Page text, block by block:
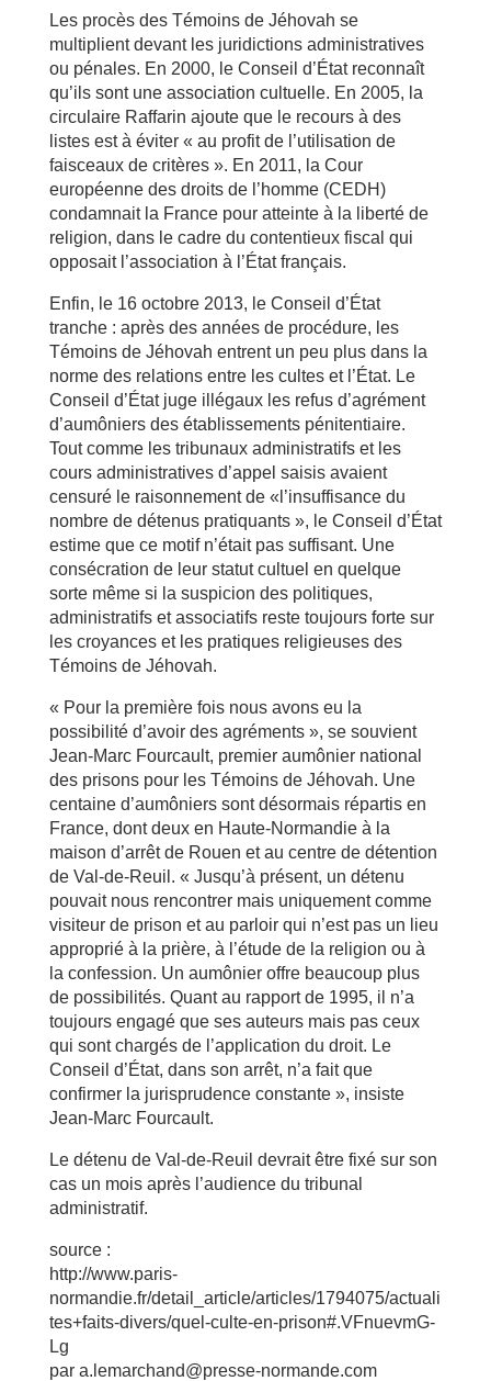
Les procès des Témoins de Jéhovah se
multiplient devant les juridictions administratives
ou pénales. En 2000, le Conseil d’État reconnaît
qu’ils sont une association cultuelle. En 2005, la
circulaire Raffarin ajoute que le recours à des
listes est à éviter « au profit de l’utilisation de
faisceaux de critères ». En 2011, la Cour
européenne des droits de l’homme (CEDH)
condamnait la France pour atteinte à la liberté de
religion, dans le cadre du contentieux fiscal qui
opposait l’association à l’État français.
Enfin, le 16 octobre 2013, le Conseil d’État
tranche : après des années de procédure, les
Témoins de Jéhovah entrent un peu plus dans la
norme des relations entre les cultes et l’État. Le
Conseil d’État juge illégaux les refus d’agrément
d’aumôniers des établissements pénitentiaire.
Tout comme les tribunaux administratifs et les
cours administratives d’appel saisis avaient
censuré le raisonnement de «l’insuffisance du
nombre de détenus pratiquants », le Conseil d’État
estime que ce motif n’était pas suffisant. Une
consécration de leur statut cultuel en quelque
sorte même si la suspicion des politiques,
administratifs et associatifs reste toujours forte sur
les croyances et les pratiques religieuses des
Témoins de Jéhovah.
« Pour la première fois nous avons eu la
possibilité d’avoir des agréments », se souvient
Jean-Marc Fourcault, premier aumônier national
des prisons pour les Témoins de Jéhovah. Une
centaine d’aumôniers sont désormais répartis en
France, dont deux en Haute-Normandie à la
maison d’arrêt de Rouen et au centre de détention
de Val-de-Reuil. « Jusqu’à présent, un détenu
pouvait nous rencontrer mais uniquement comme
visiteur de prison et au parloir qui n’est pas un lieu
approprié à la prière, à l’étude de la religion ou à
la confession. Un aumônier offre beaucoup plus
de possibilités. Quant au rapport de 1995, il n’a
toujours engagé que ses auteurs mais pas ceux
qui sont chargés de l’application du droit. Le
Conseil d’État, dans son arrêt, n’a fait que
confirmer la jurisprudence constante », insiste
Jean-Marc Fourcault.
Le détenu de Val-de-Reuil devrait être fixé sur son
cas un mois après l’audience du tribunal
administratif.
source :
http://www.paris-
normandie.fr/detail_article/articles/1794075/actuali
tes+faits-divers/quel-culte-en-prison#.VFnuevmG-
Lg
par a.lemarchand@presse-normande.com